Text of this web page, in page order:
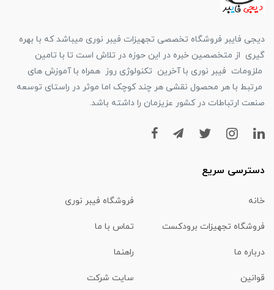
دیجی فایبر فروشگاه تخصصی تجهیزات فیبر نوری میباشد که با بهره
گیری از متخصصین خبره در این حوزه در تلاش است تا با تامین
ملزومات فیبر نوری با آخرین تکنولوژی روز همراه با آموزش های
مرتبط با هر محصول نقشی هر چند کوچک اما موثر در راستای توسعه
صنعت ارتباطات در کشور عزیزمان را داشته باشد.
دسترسی سریع
خانه فروشگاه فیبر نوری
فروشگاه تجهیزات برودکست تماس با ما
درباره ما راهنما
قوانین سایت شرکت